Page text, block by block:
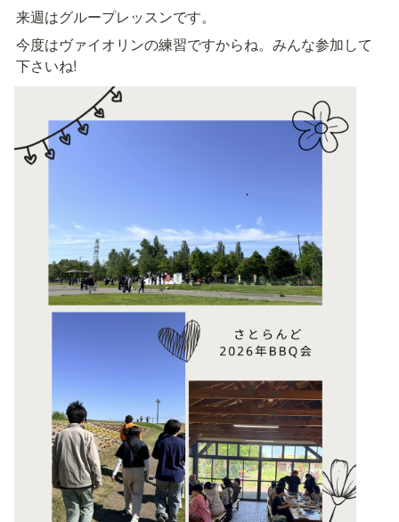
来週はグループレッスンです。
今度はヴァイオリンの練習ですからね。みんな参加して
下さいね!